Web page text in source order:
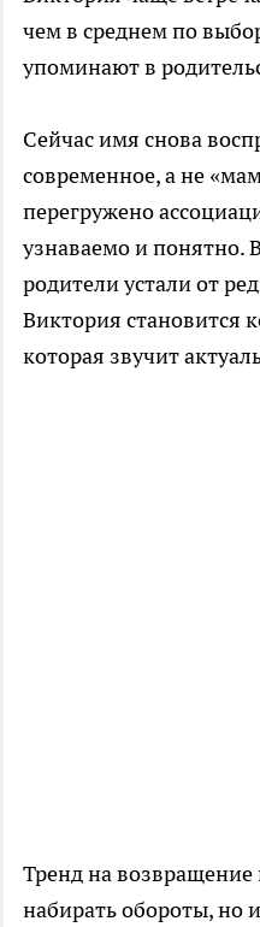
чем в среднем по
упоминают в
Сейчас имя снова
современное, а не
перегружено
узнаваемо и понятно.
родители устали от
Виктория становится
которая звучит
Тренд на
набирать обороты, но